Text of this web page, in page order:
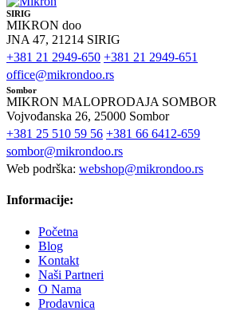
SIRIG
MIKRON doo
JNA 47, 21214 SIRIG
+381 21 2949-650 +381 21 2949-651
office@mikrondoo.rs
Sombor
MIKRON MALOPRODAJA SOMBOR
Vojvođanska 26, 25000 Sombor
+381 25 510 59 56 +381 66 6412-659
sombor@mikrondoo.rs
Web podrška: webshop@mikrondoo.rs
Informacije:
Početna
Blog
Kontakt
Naši Partneri
O Nama
Prodavnica